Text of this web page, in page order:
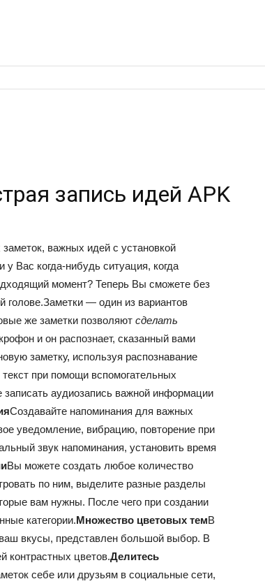
запись идей APK
важных идей с установкой
Вас когда-нибудь ситуация, когда
момент? Теперь Вы сможете без
голове.Заметки — один из вариантов
же заметки позволяют сделать
и он распознает, сказанный вами
заметку, используя распознавание
при помощи вспомогательных
аудиозапись важной информации
Создавайте напоминания для важных
уведомление, вибрацию, повторение при
звук напоминания, установить время
Вы можете создать любое количество
по ним, выделите разные разделы
вам нужны. После чего при создании
категории.Множество цветовых темВ
вкусы, представлен большой выбор. В
контрастных цветов.Делитесь
себе или друзьям в социальные сети,